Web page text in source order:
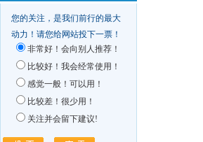
您的关注，是我们前行的最大
动力！请您给网站投下一票！
非常好！会向别人推荐！
比较好！我会经常使用！
感觉一般！可以用！
比较差！很少用！
关注并会留下建议!